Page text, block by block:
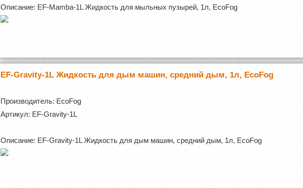
Описание: EF-Mamba-1L Жидкость для мыльных пузырей, 1л, EcoFog
EF-Gravity-1L Жидкость для дым машин, средний дым, 1л, EcoFog
Производитель: EcoFog
Артикул: EF-Gravity-1L
Описание: EF-Gravity-1L Жидкость для дым машин, средний дым, 1л, EcoFog